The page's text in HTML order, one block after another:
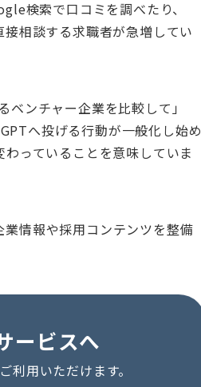
検索で口コミを調べたり、
相談する求職者が急増してい
ンチャー企業を比較して」
へ投げる行動が一般化し始め
わっていることを意味していま
情報や採用コンテンツを整備
ービスへ
用いただけます。